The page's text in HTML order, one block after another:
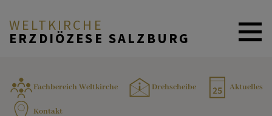
WELTKIRCHE
ERZDIÖZESE SALZBURG
REFERAT WELTKIRCHE
Fachbereich Weltkirche Drehscheibe Aktuelles
Kontakt